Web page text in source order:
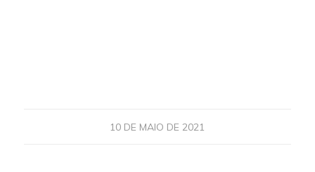
10 DE MAIO DE 2021